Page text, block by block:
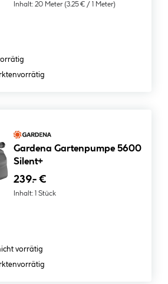
Inhalt: 20 Meter (3.25 € / 1 Meter)
vorrätig
Gardena Gartenpumpe 5600
Silent+
239.- €
Inhalt: 1 Stück
vorrätig
vorrätig